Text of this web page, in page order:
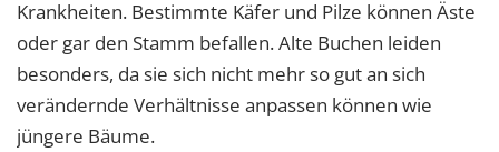
Krankheiten. Bestimmte Käfer und Pilze können Äste
oder gar den Stamm befallen. Alte Buchen leiden
besonders, da sie sich nicht mehr so gut an sich
verändernde Verhältnisse anpassen können wie
jüngere Bäume.